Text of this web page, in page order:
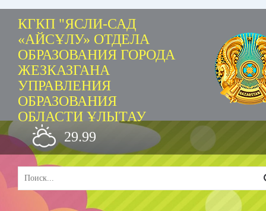
КГКП "ЯСЛИ-САД
«АЙСҰЛУ» ОТДЕЛА
ОБРАЗОВАНИЯ ГОРОДА
ЖЕЗКАЗГАНА
УПРАВЛЕНИЯ
ОБРАЗОВАНИЯ
ОБЛАСТИ ҰЛЫТАУ
29.99